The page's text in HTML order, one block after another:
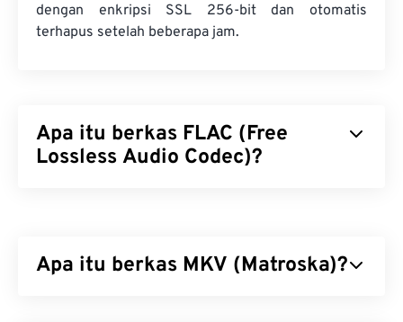
dengan enkripsi SSL 256-bit dan otomatis
terhapus setelah beberapa jam.
Apa itu berkas FLAC (Free
Lossless Audio Codec)?
FLAC tidak mengakibatkan penurunan kualitas
Apa itu berkas MKV (Matroska)?